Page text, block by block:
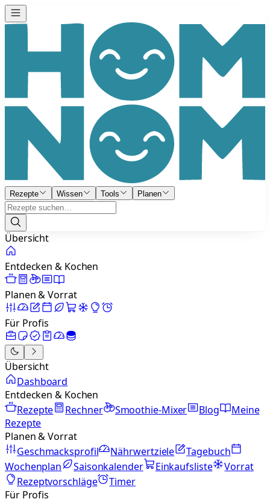
Rezepte Wissen Tools Planen
Übersicht
Entdecken & Kochen
Planen & Vorrat
Für Profis
Übersicht
Dashboard
Entdecken & Kochen
Rezepte
Rechner Smoothie-Mixer Blog
Meine
Rezepte
Planen & Vorrat
Geschmacksprofil
Nährwertziele
Tagebuch
Wochenplan
Saisonkalender Einkaufsliste
Vorrat
Rezeptvorschläge
Timer
Für Profis